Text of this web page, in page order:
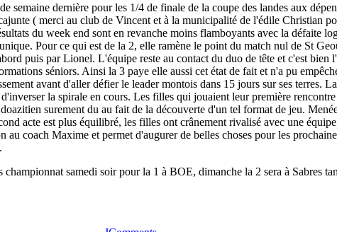
dernière pour les 1/4 de finale de la coupe des landes aux
( merci au club de Vincent et à la municipalité de l'édile Christian
du week end sont en revanche moins flamboyants avec la défaite
Pour ce qui est de la 2, elle ramène le point du match nul de St
puis par Lionel. L'équipe reste au contact du duo de tête et c'est
séniors. Ainsi la 3 paye elle aussi cet état de fait et n'a pu
avant d'aller défier le leader montois dans 15 jours sur ses terres.
la spirale en cours. Les filles qui jouaient leur première
surement du au fait de la découverte d'un tel format de jeu.
acte est plus équilibré, les filles ont crânement rivalisé avec une
coach Maxime et permet d'augurer de belles choses pour les
samedi soir pour la 1 à BOE, dimanche la 2 sera à Sabres